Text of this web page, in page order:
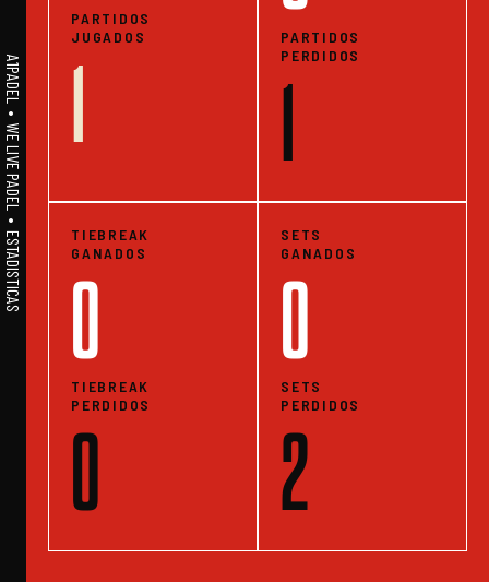
A1PADEL • WE LIVE PADEL • ESTADISTICAS
PARTIDOS
JUGADOS
1
PARTIDOS
PERDIDOS
1
TIEBREAK
GANADOS
0
TIEBREAK
PERDIDOS
0
SETS
GANADOS
0
SETS
PERDIDOS
2